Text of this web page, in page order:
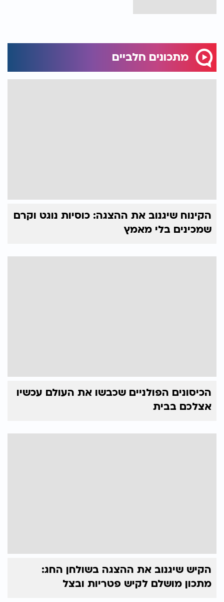
מתכונים חלביים
הקינוח שיגנוב את ההצגה: כוסיות נוגט וקרם
שמכינים בלי מאמץ
הכיסונים הפולניים שכבשו את העולם עכשיו
אצלכם בבית
הקיש שיגנוב את ההצגה בשולחן החג:
מתכון מושלם לקיש פטריות ובצל